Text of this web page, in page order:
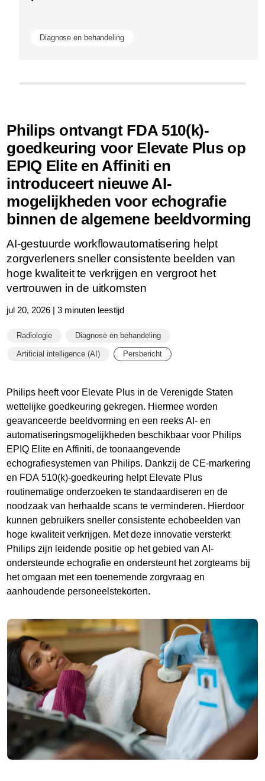
Diagnose en behandeling
Philips ontvangt FDA 510(k)-
goedkeuring voor Elevate Plus op
EPIQ Elite en Affiniti en
introduceert nieuwe AI-
mogelijkheden voor echografie
binnen de algemene beeldvorming
AI-gestuurde workflowautomatisering helpt
zorgverleners sneller consistente beelden van
hoge kwaliteit te verkrijgen en vergroot het
vertrouwen in de uitkomsten
jul 20, 2026 | 3 minuten leestijd
Radiologie Diagnose en behandeling
Artificial intelligence (AI) Persbericht
Philips heeft voor Elevate Plus in de Verenigde Staten
wettelijke goedkeuring gekregen. Hiermee worden
geavanceerde beeldvorming en een reeks AI- en
automatiseringsmogelijkheden beschikbaar voor Philips
EPIQ Elite en Affiniti, de toonaangevende
echografiesystemen van Philips. Dankzij de CE-markering
en FDA 510(k)-goedkeuring helpt Elevate Plus
routinematige onderzoeken te standaardiseren en de
noodzaak van herhaalde scans te verminderen. Hierdoor
kunnen gebruikers sneller consistente echobeelden van
hoge kwaliteit verkrijgen. Met deze innovatie versterkt
Philips zijn leidende positie op het gebied van AI-
ondersteunde echografie en ondersteunt het zorgteams bij
het omgaan met een toenemende zorgvraag en
aanhoudende personeelstekorten.